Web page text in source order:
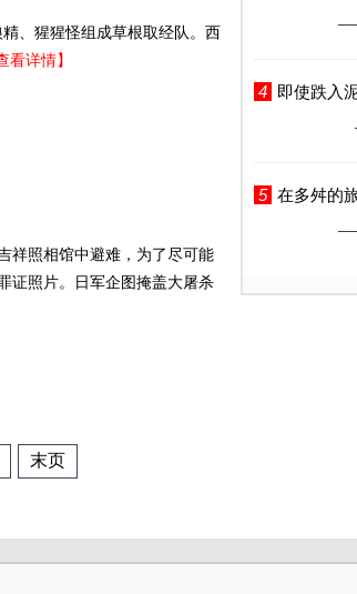
、猩猩怪组成草根取经队。西
看详情】
祥照相馆中避难，为了尽可能
证照片。日军企图掩盖大屠杀
末页
4
即使跌入
5 在多舛的